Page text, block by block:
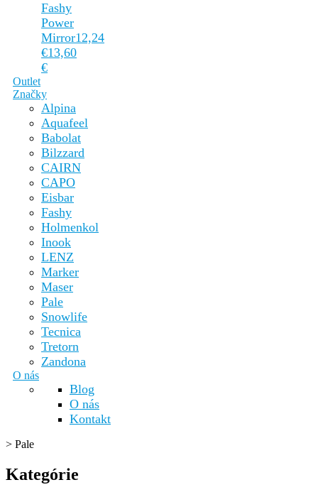
Fashy
Power
Mirror12,24
€13,60
€
Outlet
Značky
Alpina
Aquafeel
Babolat
Bilzzard
CAIRN
CAPO
Eisbar
Fashy
Holmenkol
Inook
LENZ
Marker
Maser
Pale
Snowlife
Tecnica
Tretorn
Zandona
O nás
Blog
O nás
Kontakt
> Pale
Kategórie